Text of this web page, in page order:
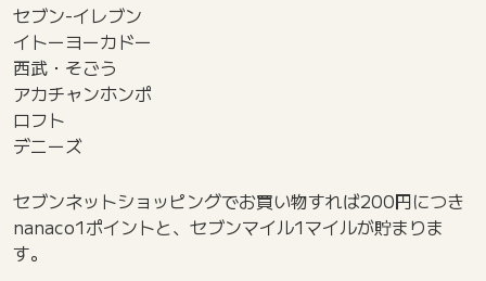
セブン-イレブン
イトーヨーカドー
西武・そごう
アカチャンホンポ
ロフト
デニーズ
セブンネットショッピングでお買い物すれば200円につき
nanaco1ポイントと、セブンマイル1マイルが貯まりま
す。